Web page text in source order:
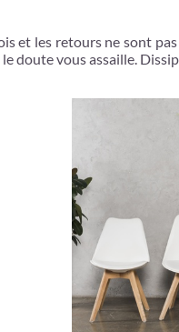
et les retours ne sont
doute vous assaille.